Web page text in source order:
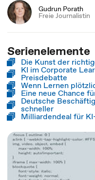
Gudrun Porath
Freie Journalistin
Serienelemente
Die Kunst der
KI im Corporate
Preisdebatte
Wenn Lernen
Eine neue Chance
Deutsche
schneller
Milliardendeal für